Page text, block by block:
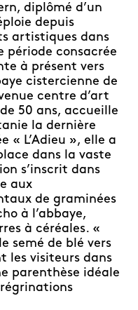
diplômé d’un
depuis
artistiques dans
période consacrée
à présent vers
cistercienne de
centre d’art
50 ans, accueille
la dernière
« L’Adieu », elle a
dans la vaste
s’inscrit dans
aux
de graminées
à l’abbaye,
à céréales. «
semé de blé vers
les visiteurs dans
parenthèse idéale